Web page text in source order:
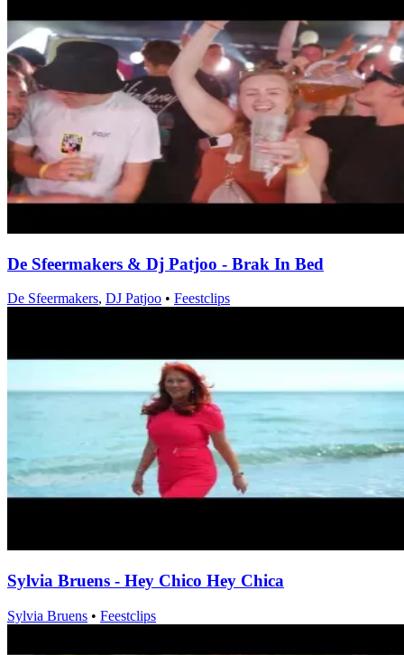
De Sfeermakers & Dj Patjoo - Brak In Bed
De Sfeermakers, DJ Patjoo • Feestclips
Sylvia Bruens - Hey Chico Hey Chica
Sylvia Bruens • Feestclips